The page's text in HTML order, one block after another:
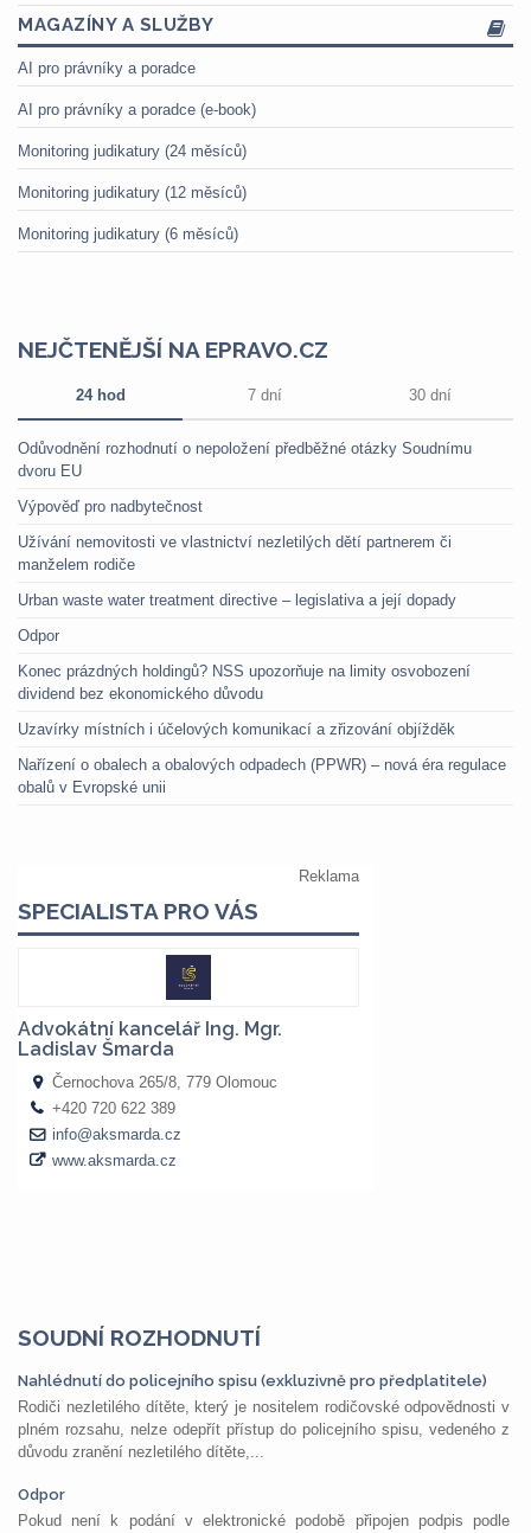
MAGAZÍNY A SLUŽBY
AI pro právníky a poradce
AI pro právníky a poradce (e-book)
Monitoring judikatury (24 měsíců)
Monitoring judikatury (12 měsíců)
Monitoring judikatury (6 měsíců)
NEJČTENĚJŠÍ NA EPRAVO.CZ
24 hod 7 dní 30 dní
Odůvodnění rozhodnutí o nepoložení předběžné otázky Soudnímu
dvoru EU
Výpověď pro nadbytečnost
Užívání nemovitosti ve vlastnictví nezletilých dětí partnerem či
manželem rodiče
Urban waste water treatment directive – legislativa a její dopady
Odpor
Konec prázdných holdingů? NSS upozorňuje na limity osvobození
dividend bez ekonomického důvodu
Uzavírky místních i účelových komunikací a zřizování objížděk
Nařízení o obalech a obalových odpadech (PPWR) – nová éra regulace
obalů v Evropské unii
SOUDNÍ ROZHODNUTÍ
Nahlédnutí do policejního spisu (exkluzivně pro předplatitele)
Rodiči nezletilého dítěte, který je nositelem rodičovské odpovědnosti v
plném rozsahu, nelze odepřít přístup do policejního spisu, vedeného z
důvodu zranění nezletilého dítěte,...
Odpor
Pokud není k podání v elektronické podobě připojen podpis podle